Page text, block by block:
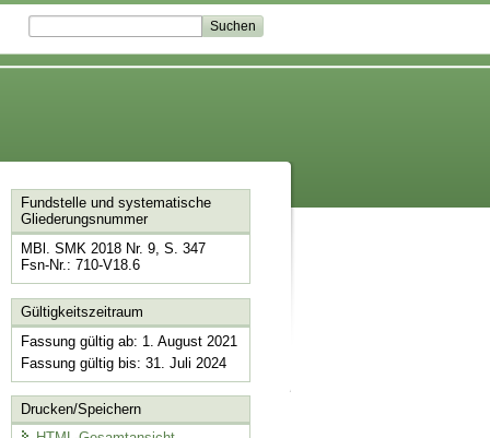
Fundstelle und systematische
Gliederungsnummer
MBl. SMK 2018 Nr. 9, S. 347
Fsn-Nr.: 710-V18.6
Gültigkeitszeitraum
Fassung gültig ab: 1. August 2021
Fassung gültig bis: 31. Juli 2024
Drucken/Speichern